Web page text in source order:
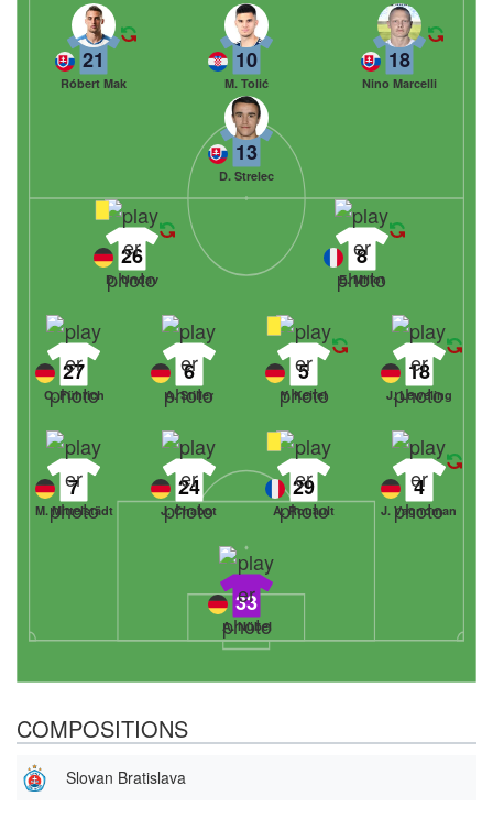
18
Nino Marcelli
10
M. Tolić
21
Róbert Mak
13
D. Strelec
33
A. Nübel
7
M. Mittelstädt
24
J. Chabot
29
A. Rouault
4
J. Vagnoman
27
C. Führich
6
A. Stiller
5
Y. Keitel
18
J. Leweling
26
D. Undav
8
E. Millot
COMPOSITIONS
Slovan Bratislava